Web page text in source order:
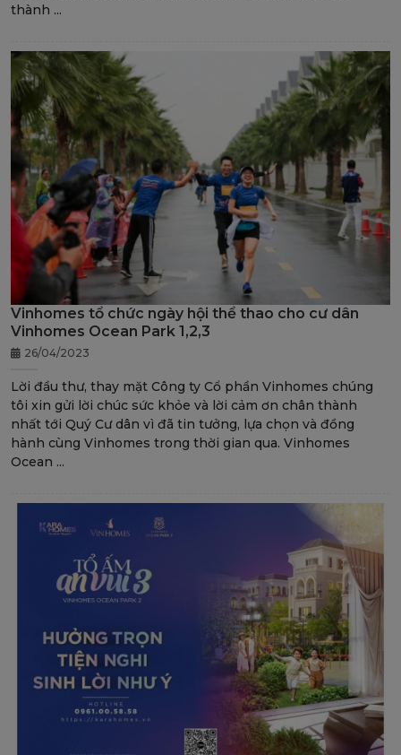
thành ...
Vinhomes tổ chức ngày hội thể thao cho cư dân
Vinhomes Ocean Park 1,2,3
26/04/2023
Lời đầu thư, thay mặt Công ty Cổ phần Vinhomes chúng
tôi xin gửi lời chúc sức khỏe và lời cảm ơn chân thành
nhất tới Quý Cư dân vì đã tin tưởng, lựa chọn và đồng
hành cùng Vinhomes trong thời gian qua. Vinhomes
Ocean ...